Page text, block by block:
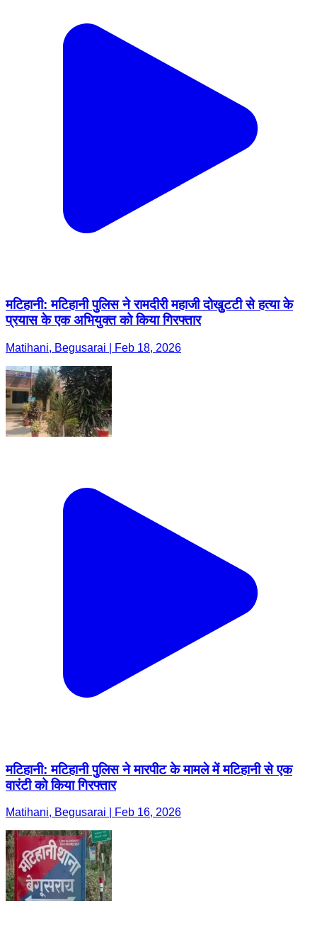
मटिहानी: मटिहानी पुलिस ने रामदीरी महाजी दोखुुटटी से हत्या के
प्रयास के एक अभियुक्त को किया गिरफ्तार
Matihani, Begusarai | Feb 18, 2026
मटिहानी: मटिहानी पुलिस ने मारपीट के मामले में मटिहानी से एक
वारंटी को किया गिरफ्तार
Matihani, Begusarai | Feb 16, 2026